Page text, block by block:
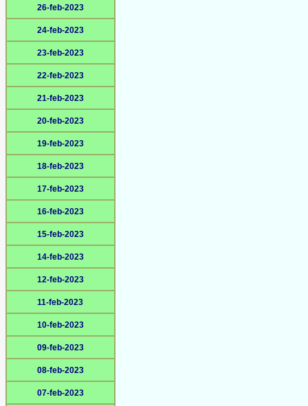
26-feb-2023
24-feb-2023
23-feb-2023
22-feb-2023
21-feb-2023
20-feb-2023
19-feb-2023
18-feb-2023
17-feb-2023
16-feb-2023
15-feb-2023
14-feb-2023
12-feb-2023
11-feb-2023
10-feb-2023
09-feb-2023
08-feb-2023
07-feb-2023